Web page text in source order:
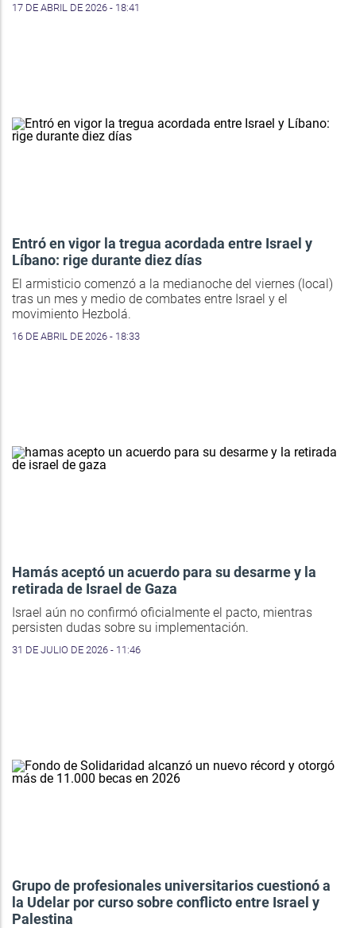
17 DE ABRIL DE 2026 - 18:41
Entró en vigor la tregua acordada entre Israel y
Líbano: rige durante diez días
El armisticio comenzó a la medianoche del viernes (local)
tras un mes y medio de combates entre Israel y el
movimiento Hezbolá.
16 DE ABRIL DE 2026 - 18:33
Hamás aceptó un acuerdo para su desarme y la
retirada de Israel de Gaza
Israel aún no confirmó oficialmente el pacto, mientras
persisten dudas sobre su implementación.
31 DE JULIO DE 2026 - 11:46
Grupo de profesionales universitarios cuestionó a
la Udelar por curso sobre conflicto entre Israel y
Palestina